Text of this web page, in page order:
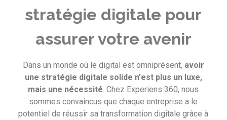
stratégie digitale pour
assurer votre avenir
Dans un monde où le digital est omniprésent, avoir
une stratégie digitale solide n'est plus un luxe,
mais une nécessité. Chez Experiens 360, nous
sommes convaincus que chaque entreprise a le
potentiel de réussir sa transformation digitale grâce à